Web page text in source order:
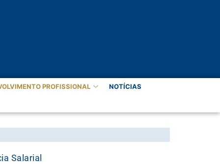
PROFISSIONAL NOTÍCIAS
Salarial